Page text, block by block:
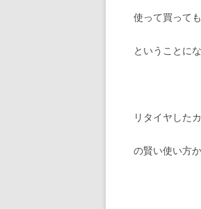
使って買って
ということに
リタイヤした
の賢い使い方